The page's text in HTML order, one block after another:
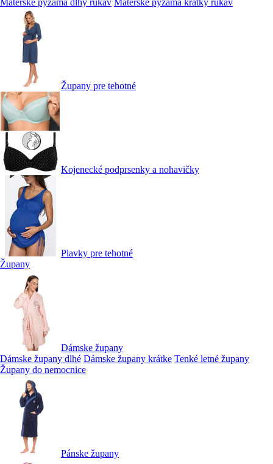
Materské pyžamá dlhý rukáv Materské pyžamá krátky rukáv
Župany pre tehotné
Kojenecké podprsenky a nohavičky
Plavky pre tehotné
Župany
Dámske župany
Dámske župany dlhé Dámske župany krátke Tenké letné župany
Župany do nemocnice
Pánske župany